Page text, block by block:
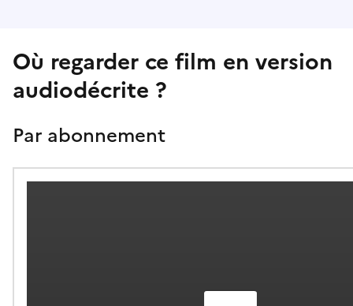
Où regarder ce film en version
audiodécrite ?
Par abonnement